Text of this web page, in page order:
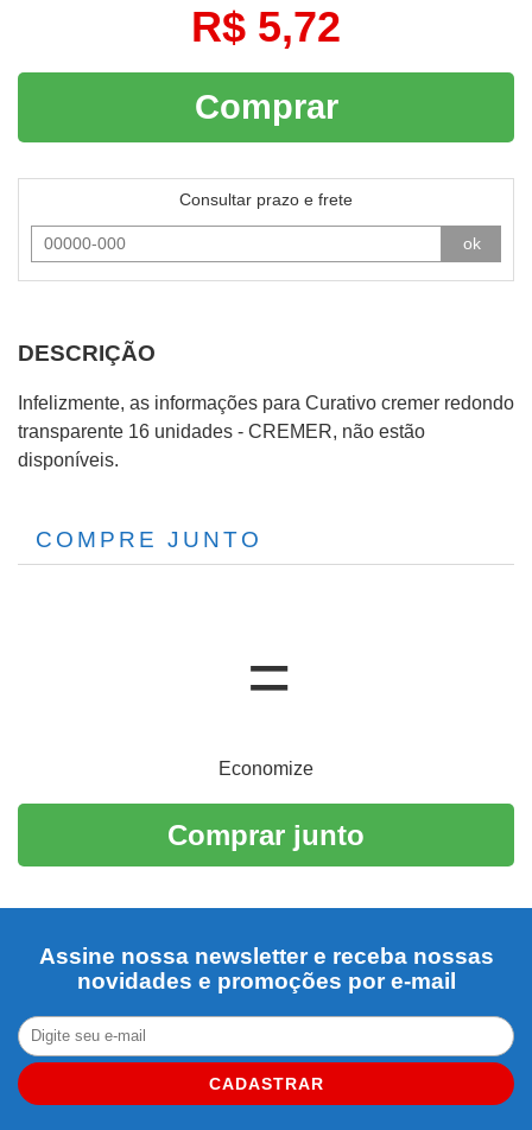
R$ 5,72
Comprar
Consultar prazo e frete
ok
DESCRIÇÃO
Infelizmente, as informações para Curativo cremer redondo
transparente 16 unidades - CREMER, não estão
disponíveis.
COMPRE JUNTO
Economize
Comprar junto
Assine nossa newsletter e receba nossas
novidades e promoções por e-mail
CADASTRAR